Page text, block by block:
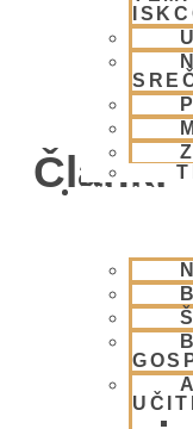
BHAKTI
Članki